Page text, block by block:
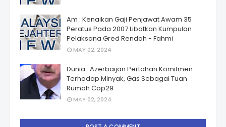
Am : Kenaikan Gaji Penjawat Awam 35
Peratus Pada 2007 Libatkan Kumpulan
Pelaksana Gred Rendah - Fahmi
MAY 02, 2024
Dunia : Azerbaijan Pertahan Komitmen
Terhadap Minyak, Gas Sebagai Tuan
Rumah Cop29
MAY 02, 2024